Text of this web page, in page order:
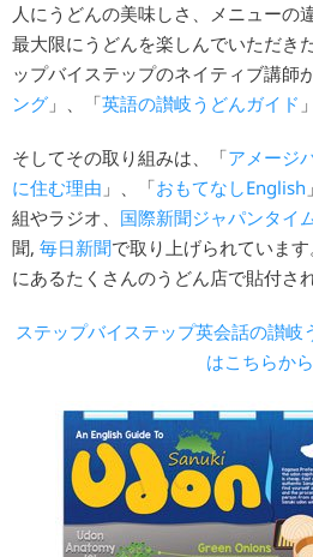
人にうどんの美味しさ、メニューの
最大限にうどんを楽しんでいただき
ップバイステップのネイティブ講師
ング 」、「英語の讃岐うどんガイド
そしてその取り組みは、「アメージ
に住む理由 」、「おもてなしEnglish
組やラジオ、 国際新聞ジャパンタイ
聞, 毎日新聞で取り上げられていま
にあるたくさんのうどん店で貼付さ
ステップバイステップ英会話の讃岐
はこちらから